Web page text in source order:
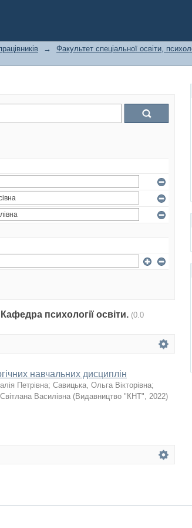
→ Факультет спеціальної освіти,
психології освіти. (0.0
навчальних дисциплін
Петрівна; Савицька, Ольга Вікторівна;
Василівна (Видавництво "КНТ", 2022)